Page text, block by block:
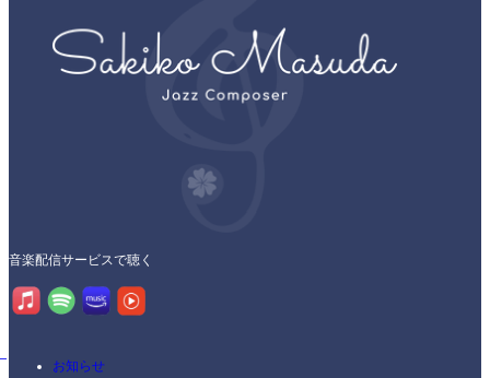
音楽配信サービスで聴く
お知らせ